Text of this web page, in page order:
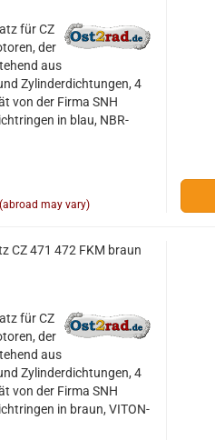
für CZ
der
aus
Zylinderdichtungen, 4
von der Firma SNH
in blau, NBR-
(abroad may vary)
CZ 471 472 FKM braun
für CZ
der
aus
Zylinderdichtungen, 4
von der Firma SNH
in braun, VITON-